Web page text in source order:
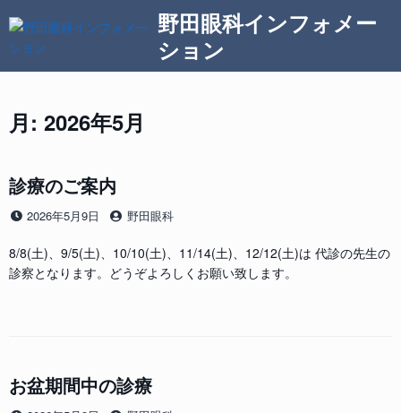
ン
テ
ン
ス
プ
野田眼科インフォメー
ション
月: 2026年5月
診療のご案内
投
日
2026年5月9日
投
者
野田眼科
8/8(土)、9/5(土)、10/10(土)、11/14(土)、12/12(土)は 代診の先生の
診察となります。どうぞよろしくお願い致します。
お盆期間中の診療